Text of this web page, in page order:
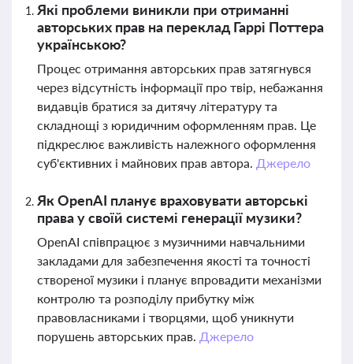
Які проблеми виникли при отриманні
авторських прав на переклад Гаррі Поттера
українською?
Процес отримання авторських прав затягнувся
через відсутність інформації про твір, небажання
видавців братися за дитячу літературу та
складнощі з юридичним оформленням прав. Це
підкреслює важливість належного оформлення
суб'єктивних і майнових прав автора. Джерело
Як OpenAI планує враховувати авторські
права у своїй системі генерації музики?
OpenAI співпрацює з музичними навчальними
закладами для забезпечення якості та точності
створеної музики і планує впровадити механізми
контролю та розподілу прибутку між
правовласниками і творцями, щоб уникнути
порушень авторських прав. Джерело